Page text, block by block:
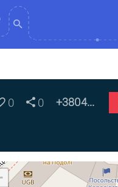
0 0 +3804...